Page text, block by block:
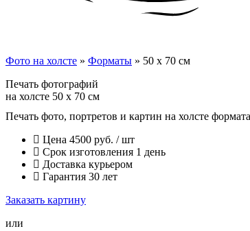
Фото на холсте » Форматы » 50 x 70 см
Печать фотографий
на холсте 50 x 70 см
Печать фото, портретов и картин на холсте
Цена 4500 руб. / шт
Срок изготовления 1 день
Доставка курьером
Гарантия 30 лет
Заказать картину
или